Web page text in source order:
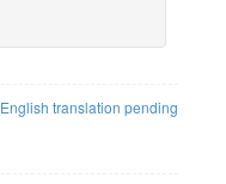
English translation pending